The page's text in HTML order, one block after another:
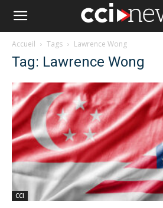
Accueil Tags Lawrence Wong
Tag: Lawrence Wong
CCI